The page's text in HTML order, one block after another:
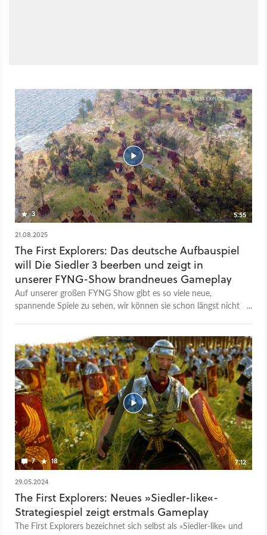
3
5:55
21.08.2025
The First Explorers: Das deutsche Aufbauspiel
will Die Siedler 3 beerben und zeigt in
unserer FYNG-Show brandneues Gameplay
Auf unserer großen FYNG Show gibt es so viele neue,
spannende Spiele zu sehen, wir können sie schon längst nicht
Deutschland und wird von nur einer einzigen Person
hauptverantwortlich entwickelt. Sebastian Buchwald heißt der
gute Mann und uns hat einen genauen Blick auf den aktuellen
Zustand seines Herzensprojekts erlaut. Alles darüber erzählt
euch Sören in seiner FYNG-Preview zu The First Explorers.
Wenn ihr lieber erstmal gucken statt lesen wollt, könnt ihr
euch den obigen Trailer anschauen. Aber danach lesen, ok?
Danke!
7 18
7:12
29.05.2024
The First Explorers: Neues »Siedler-like«-
Strategiespiel zeigt erstmals Gameplay
The First Explorers bezeichnet sich selbst als »Siedler-like« und